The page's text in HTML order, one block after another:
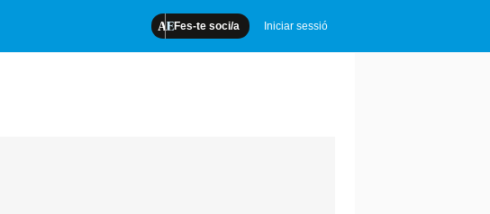
Fes-te soci/a Iniciar sessió